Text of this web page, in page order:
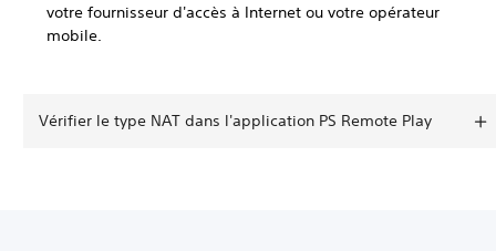
votre fournisseur d'accès à Internet ou votre opérateur
mobile.
Vérifier le type NAT dans l'application PS Remote Play